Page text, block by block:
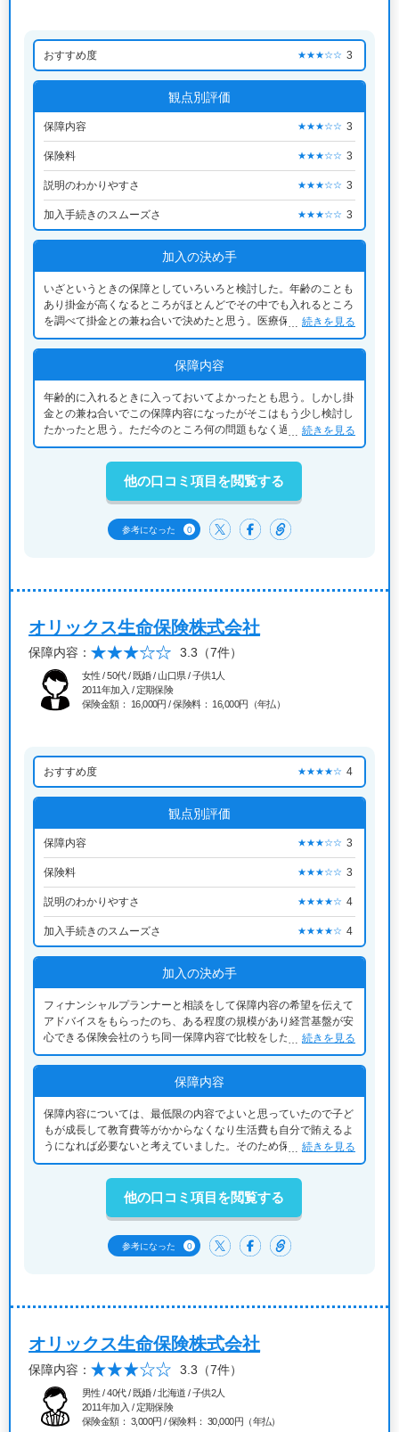
おすすめ度 ★★★☆☆ 3
観点別評価
保障内容 ★★★☆☆ 3
保険料 ★★★☆☆ 3
説明のわかりやすさ ★★★☆☆ 3
加入手続きのスムーズさ ★★★☆☆ 3
加入の決め手
いざというときの保障としていろいろと検討した。年齢のことも
あり掛金が高くなるところがほとんどでその中でも入れるところ
を調べて掛金との兼ね合いで決めたと思う。医療保険は別に入っ
ていたので定期保険のみを調べていろいろ検討した。その結果こ
続きを見る
保障内容
年齢的に入れるときに入っておいてよかったとも思う。しかし掛
金との兼ね合いでこの保障内容になったがそこはもう少し検討し
たかったと思う。ただ今のところ何の問題もなく過ごしているの
でそれはそれでよかったと思う。
続きを見る
参考になった 0
他の口コミ項目を閲覧する
オリックス生命保険株式会社
保障内容： 3.3 （7件）
女性 / 50代 / 既婚 / 山口県 / 子供1人
2011年加入 / 定期保険
保険金額： 16,000円 / 保険料： 16,000円（年払）
おすすめ度 ★★★★☆ 4
観点別評価
保障内容 ★★★☆☆ 3
保険料 ★★★☆☆ 3
説明のわかりやすさ ★★★★☆ 4
加入手続きのスムーズさ ★★★★☆ 4
加入の決め手
フィナンシャルプランナーと相談をして保障内容の希望を伝えて
アドバイスをもらったのち、ある程度の規模があり経営基盤が安
心できる保険会社のうち同一保障内容で比較をしたところ、検討
した保険会社の中で保険料が一番安くなったから。
続きを見る
保障内容
保障内容については、最低限の内容でよいと思っていたので子ど
もが成長して教育費等がかからなくなり生活費も自分で賄えるよ
うになれば必要ないと考えていました。そのため保障内容に特に
求めるものはなかったです。
続きを見る
参考になった 0
他の口コミ項目を閲覧する
オリックス生命保険株式会社
保障内容： 3.3 （7件）
男性 / 40代 / 既婚 / 北海道 / 子供2人
2011年加入 / 定期保険
保険金額： 3,000円 / 保険料： 30,000円（年払）